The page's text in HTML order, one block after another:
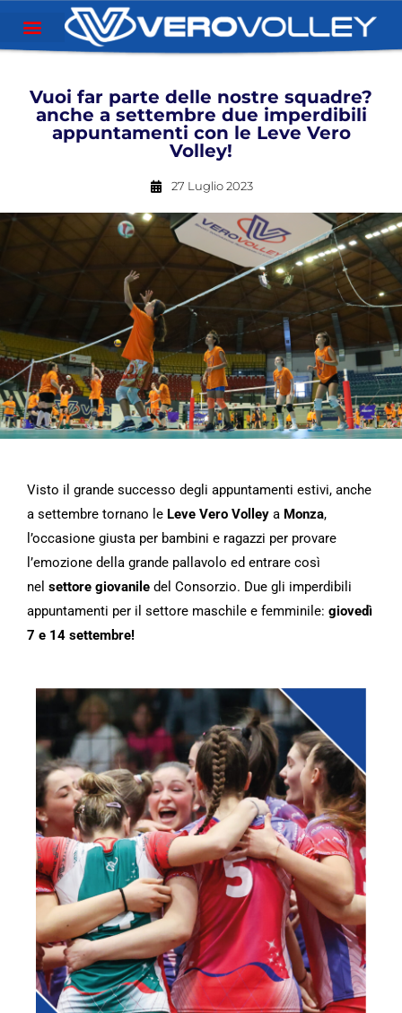
Vuoi far parte delle nostre squadre?
anche a settembre due imperdibili
appuntamenti con le Leve Vero
Volley!
27 Luglio 2023
Visto il grande successo degli appuntamenti estivi, anche
a settembre tornano le Leve Vero Volley a Monza,
l’occasione giusta per bambini e ragazzi per provare
l’emozione della grande pallavolo ed entrare così
nel settore giovanile del Consorzio. Due gli imperdibili
appuntamenti per il settore maschile e femminile: giovedì
7 e 14 settembre!